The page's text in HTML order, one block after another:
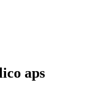
aps